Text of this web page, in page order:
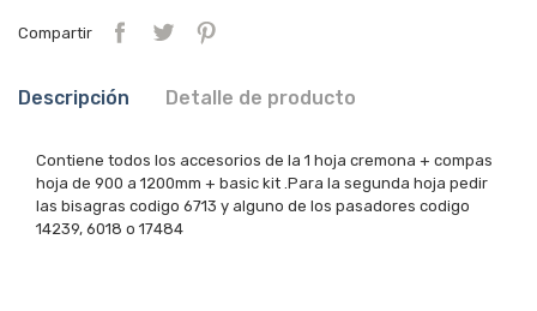
Compartir
Descripción Detalle de producto
Contiene todos los accesorios de la 1 hoja cremona + compas
hoja de 900 a 1200mm + basic kit .Para la segunda hoja pedir
las bisagras codigo 6713 y alguno de los pasadores codigo
14239, 6018 o 17484